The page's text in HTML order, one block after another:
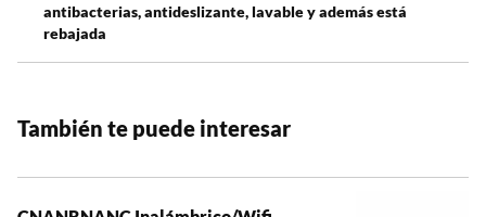
antibacterias, antideslizante, lavable y además está
rebajada
También te puede interesar